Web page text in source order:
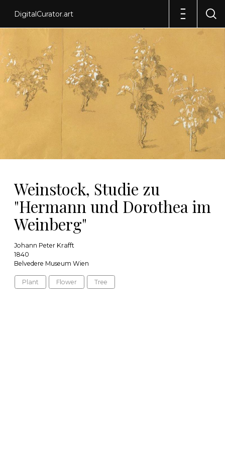
DigitalCurator.art
Weinstock, Studie zu
"Hermann und Dorothea im
Weinberg"
Johann Peter Krafft
1840
Belvedere Museum Wien
Plant Flower Tree